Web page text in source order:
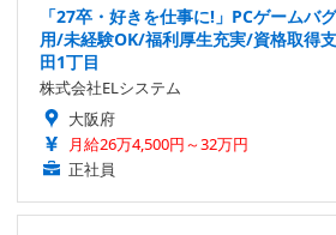
「27卒・好きを仕事に!」PCゲームバ
用/未経験OK/福利厚生充実/資格取得
田1丁目
株式会社ELシステム
大阪府
月給26万4,500円～32万円
正社員